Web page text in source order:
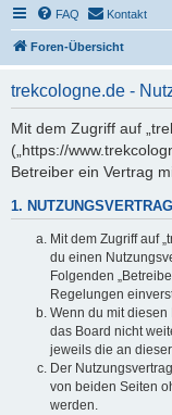
FAQ Kontakt
Foren-Übersicht
trekcologne.de -
Mit dem Zugriff auf
(„https://
Betreiber ein Vertrag
1. NUTZUNGSVERTRAG
Mit dem Zugriff auf
du einen
Folgenden
Regelungen
Wenn du mit
das Board nicht
jeweils die an
Der
von beiden Seiten
werden.